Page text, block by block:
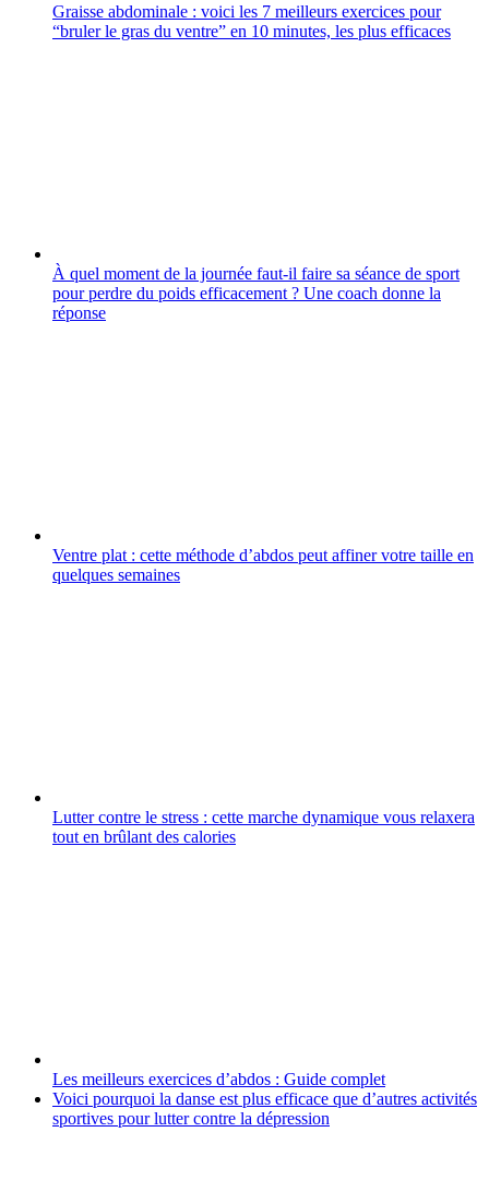
Graisse abdominale : voici les 7 meilleurs exercices pour
“bruler le gras du ventre” en 10 minutes, les plus efficaces
À quel moment de la journée faut-il faire sa séance de sport
pour perdre du poids efficacement ? Une coach donne la
réponse
Ventre plat : cette méthode d’abdos peut affiner votre taille en
quelques semaines
Lutter contre le stress : cette marche dynamique vous relaxera
tout en brûlant des calories
Les meilleurs exercices d’abdos : Guide complet
Voici pourquoi la danse est plus efficace que d’autres activités
sportives pour lutter contre la dépression